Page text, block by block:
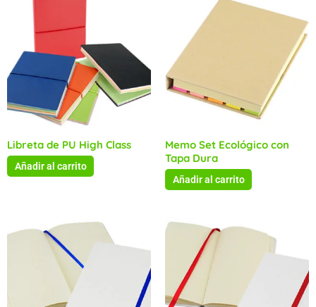
Libreta de PU High Class
Añadir al carrito
Memo Set Ecológico con
Tapa Dura
Añadir al carrito